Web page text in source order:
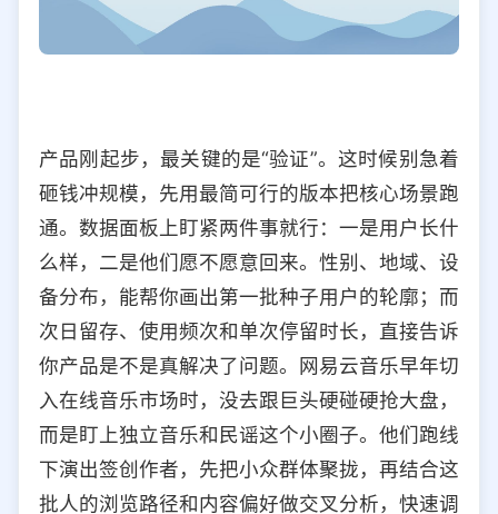
产品刚起步，最关键的是“验证”。这时候别急着
砸钱冲规模，先用最简可行的版本把核心场景跑
通。数据面板上盯紧两件事就行：一是用户长什
么样，二是他们愿不愿意回来。性别、地域、设
备分布，能帮你画出第一批种子用户的轮廓；而
次日留存、使用频次和单次停留时长，直接告诉
你产品是不是真解决了问题。网易云音乐早年切
入在线音乐市场时，没去跟巨头硬碰硬抢大盘，
而是盯上独立音乐和民谣这个小圈子。他们跑线
下演出签创作者，先把小众群体聚拢，再结合这
批人的浏览路径和内容偏好做交叉分析，快速调